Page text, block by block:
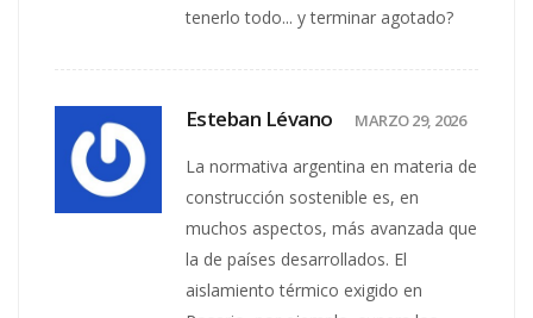
tenerlo todo... y terminar agotado?
Esteban Lévano MARZO 29, 2026
La normativa argentina en materia de
construcción sostenible es, en
muchos aspectos, más avanzada que
la de países desarrollados. El
aislamiento térmico exigido en